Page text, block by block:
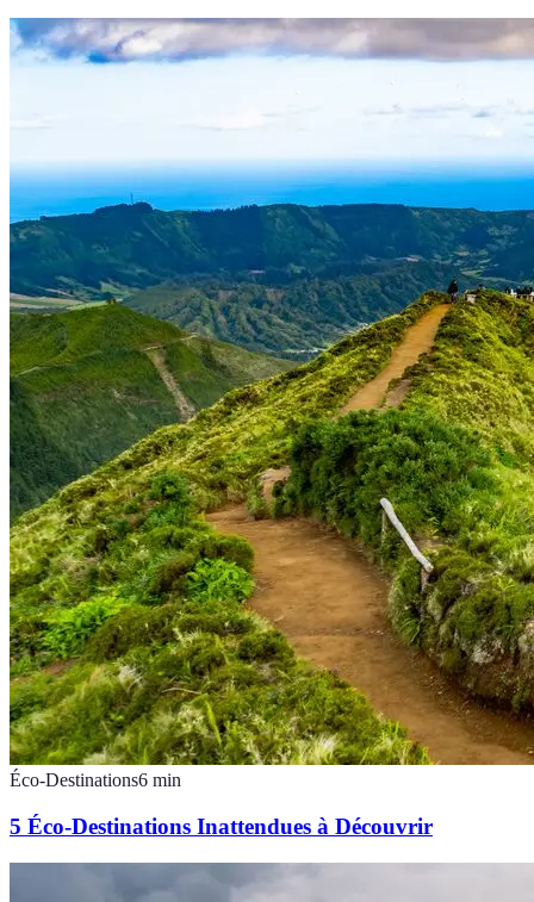
Éco-Destinations6 min
5 Éco-Destinations Inattendues à Découvrir